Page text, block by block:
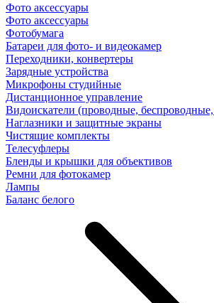
Фото аксессуары
Фото аксессуары
Фотобумага
Батареи для фото- и видеокамер
Переходники, конвертеры
Зарядные устройства
Микрофоны студийные
Дистанционное управление
Видоискатели (проводные,
Наглазники и защитные экраны
Чистящие комплекты
Телесуфлеры
Бленды и крышки для объективов
Ремни для фотокамер
Лампы
Баланс белого